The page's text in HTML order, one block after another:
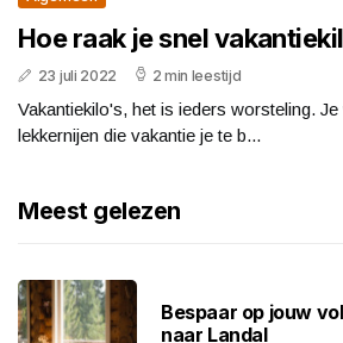
Hoe raak je snel
23 juli 2022 2 min leestijd
Vakantiekilo's, het is ieders worsteling.
lekkernijen die vakantie je te b...
Meest gelezen
Bespaar op jouw
naar Landal